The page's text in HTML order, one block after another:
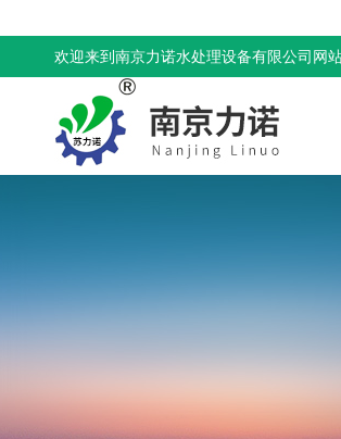
欢迎来到南京力诺水处理设备有限公司网站